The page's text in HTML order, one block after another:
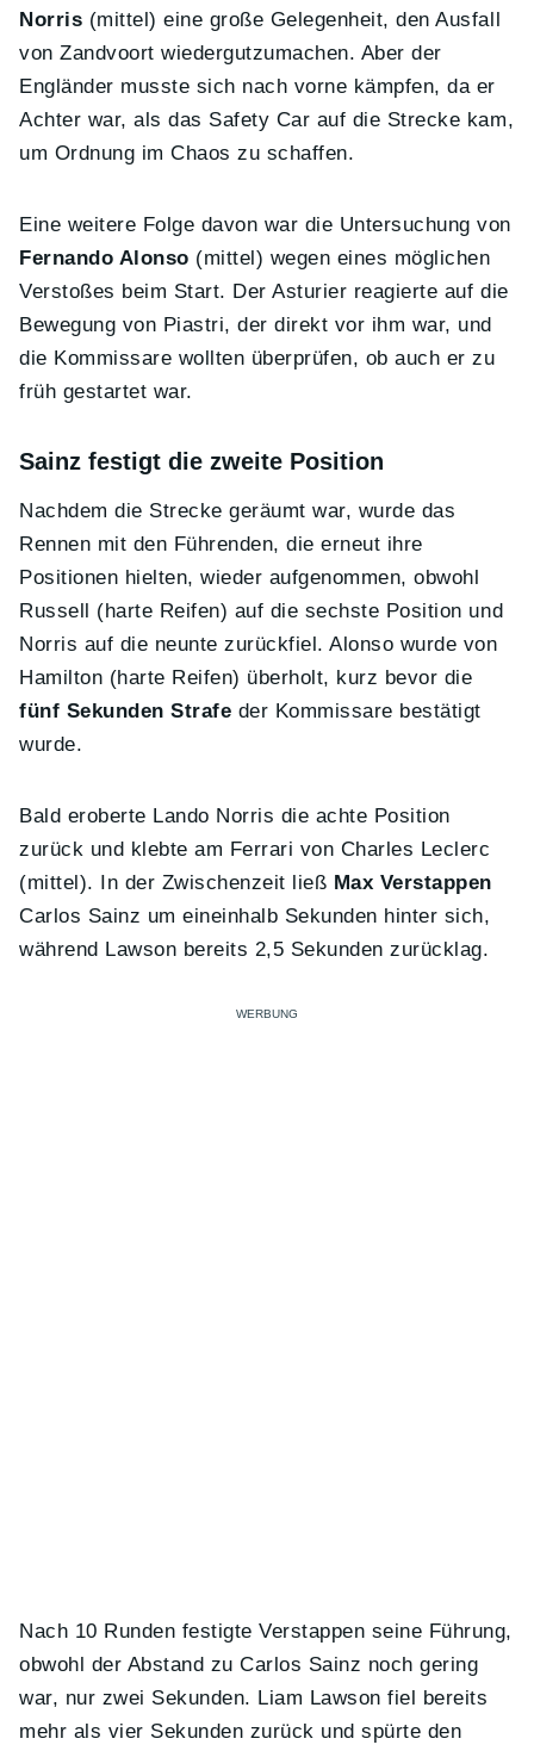
Norris (mittel) eine große Gelegenheit, den Ausfall
von Zandvoort wiedergutzumachen. Aber der
Engländer musste sich nach vorne kämpfen, da er
Achter war, als das Safety Car auf die Strecke kam,
um Ordnung im Chaos zu schaffen.
Eine weitere Folge davon war die Untersuchung von
Fernando Alonso (mittel) wegen eines möglichen
Verstoßes beim Start. Der Asturier reagierte auf die
Bewegung von Piastri, der direkt vor ihm war, und
die Kommissare wollten überprüfen, ob auch er zu
früh gestartet war.
Sainz festigt die zweite Position
Nachdem die Strecke geräumt war, wurde das
Rennen mit den Führenden, die erneut ihre
Positionen hielten, wieder aufgenommen, obwohl
Russell (harte Reifen) auf die sechste Position und
Norris auf die neunte zurückfiel. Alonso wurde von
Hamilton (harte Reifen) überholt, kurz bevor die
fünf Sekunden Strafe der Kommissare bestätigt
wurde.
Bald eroberte Lando Norris die achte Position
zurück und klebte am Ferrari von Charles Leclerc
(mittel). In der Zwischenzeit ließ Max Verstappen
Carlos Sainz um eineinhalb Sekunden hinter sich,
während Lawson bereits 2,5 Sekunden zurücklag.
Nach 10 Runden festigte Verstappen seine Führung,
obwohl der Abstand zu Carlos Sainz noch gering
war, nur zwei Sekunden. Liam Lawson fiel bereits
mehr als vier Sekunden zurück und spürte den